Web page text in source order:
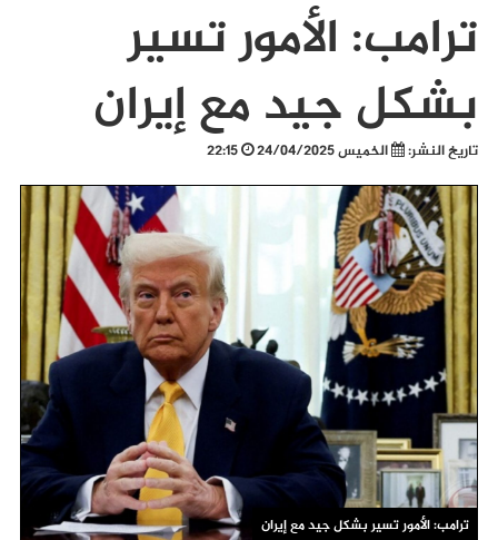
ترامب: الأمور تسير
بشكل جيد مع إيران
تاريخ النشر: الخميس 24/04/2025
ترامب: الأمور تسير بشكل جيد مع إيران